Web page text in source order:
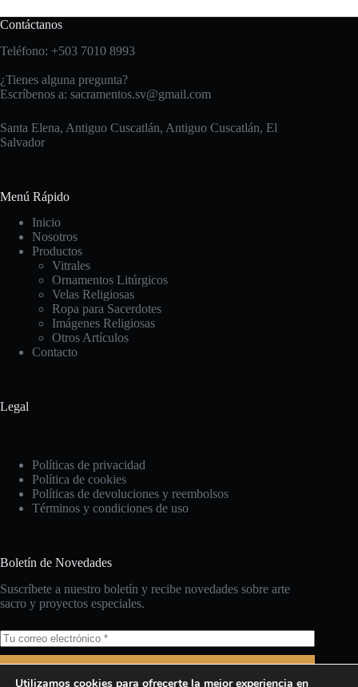
Contáctanos
Teléfono: +503 7010 8993
¿Tienes alguna pregunta?
Escríbenos a: sacramentos.sv@gmail.com
Santa Elena, Antiguo Cuscatlán, Antiguo Cuscatlán, El
Salvador
Menú Rápido
Inicio
Nosotros
Productos
Vitrales
Ornamentos Litúrgicos
Velas Religiosas
Ropa para Sacerdotes
Imágenes Religiosas
Otros Artículos
Contacto
Legal
Políticas de privacidad
Política de cookies
Políticas de devoluciones y reembolsos
Términos y condiciones de uso
Boletín de Novedades
Suscríbete a nuestro boletín y recibe novedades sobre arte
sacro y proyectos especiales.
Utilizamos cookies para ofrecerte la mejor experiencia en